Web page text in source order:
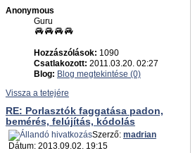
Anonymous
Guru
Hozzászólások: 1090
Csatlakozott: 2011.03.20. 02:27
Blog: Blog megtekintése (0)
Vissza a tetejére
RE: Porlasztók faggatása padon,
bemérés, felújítás, kódolás
Szerző: madrian
Dátum: 2013.09.02. 19:15